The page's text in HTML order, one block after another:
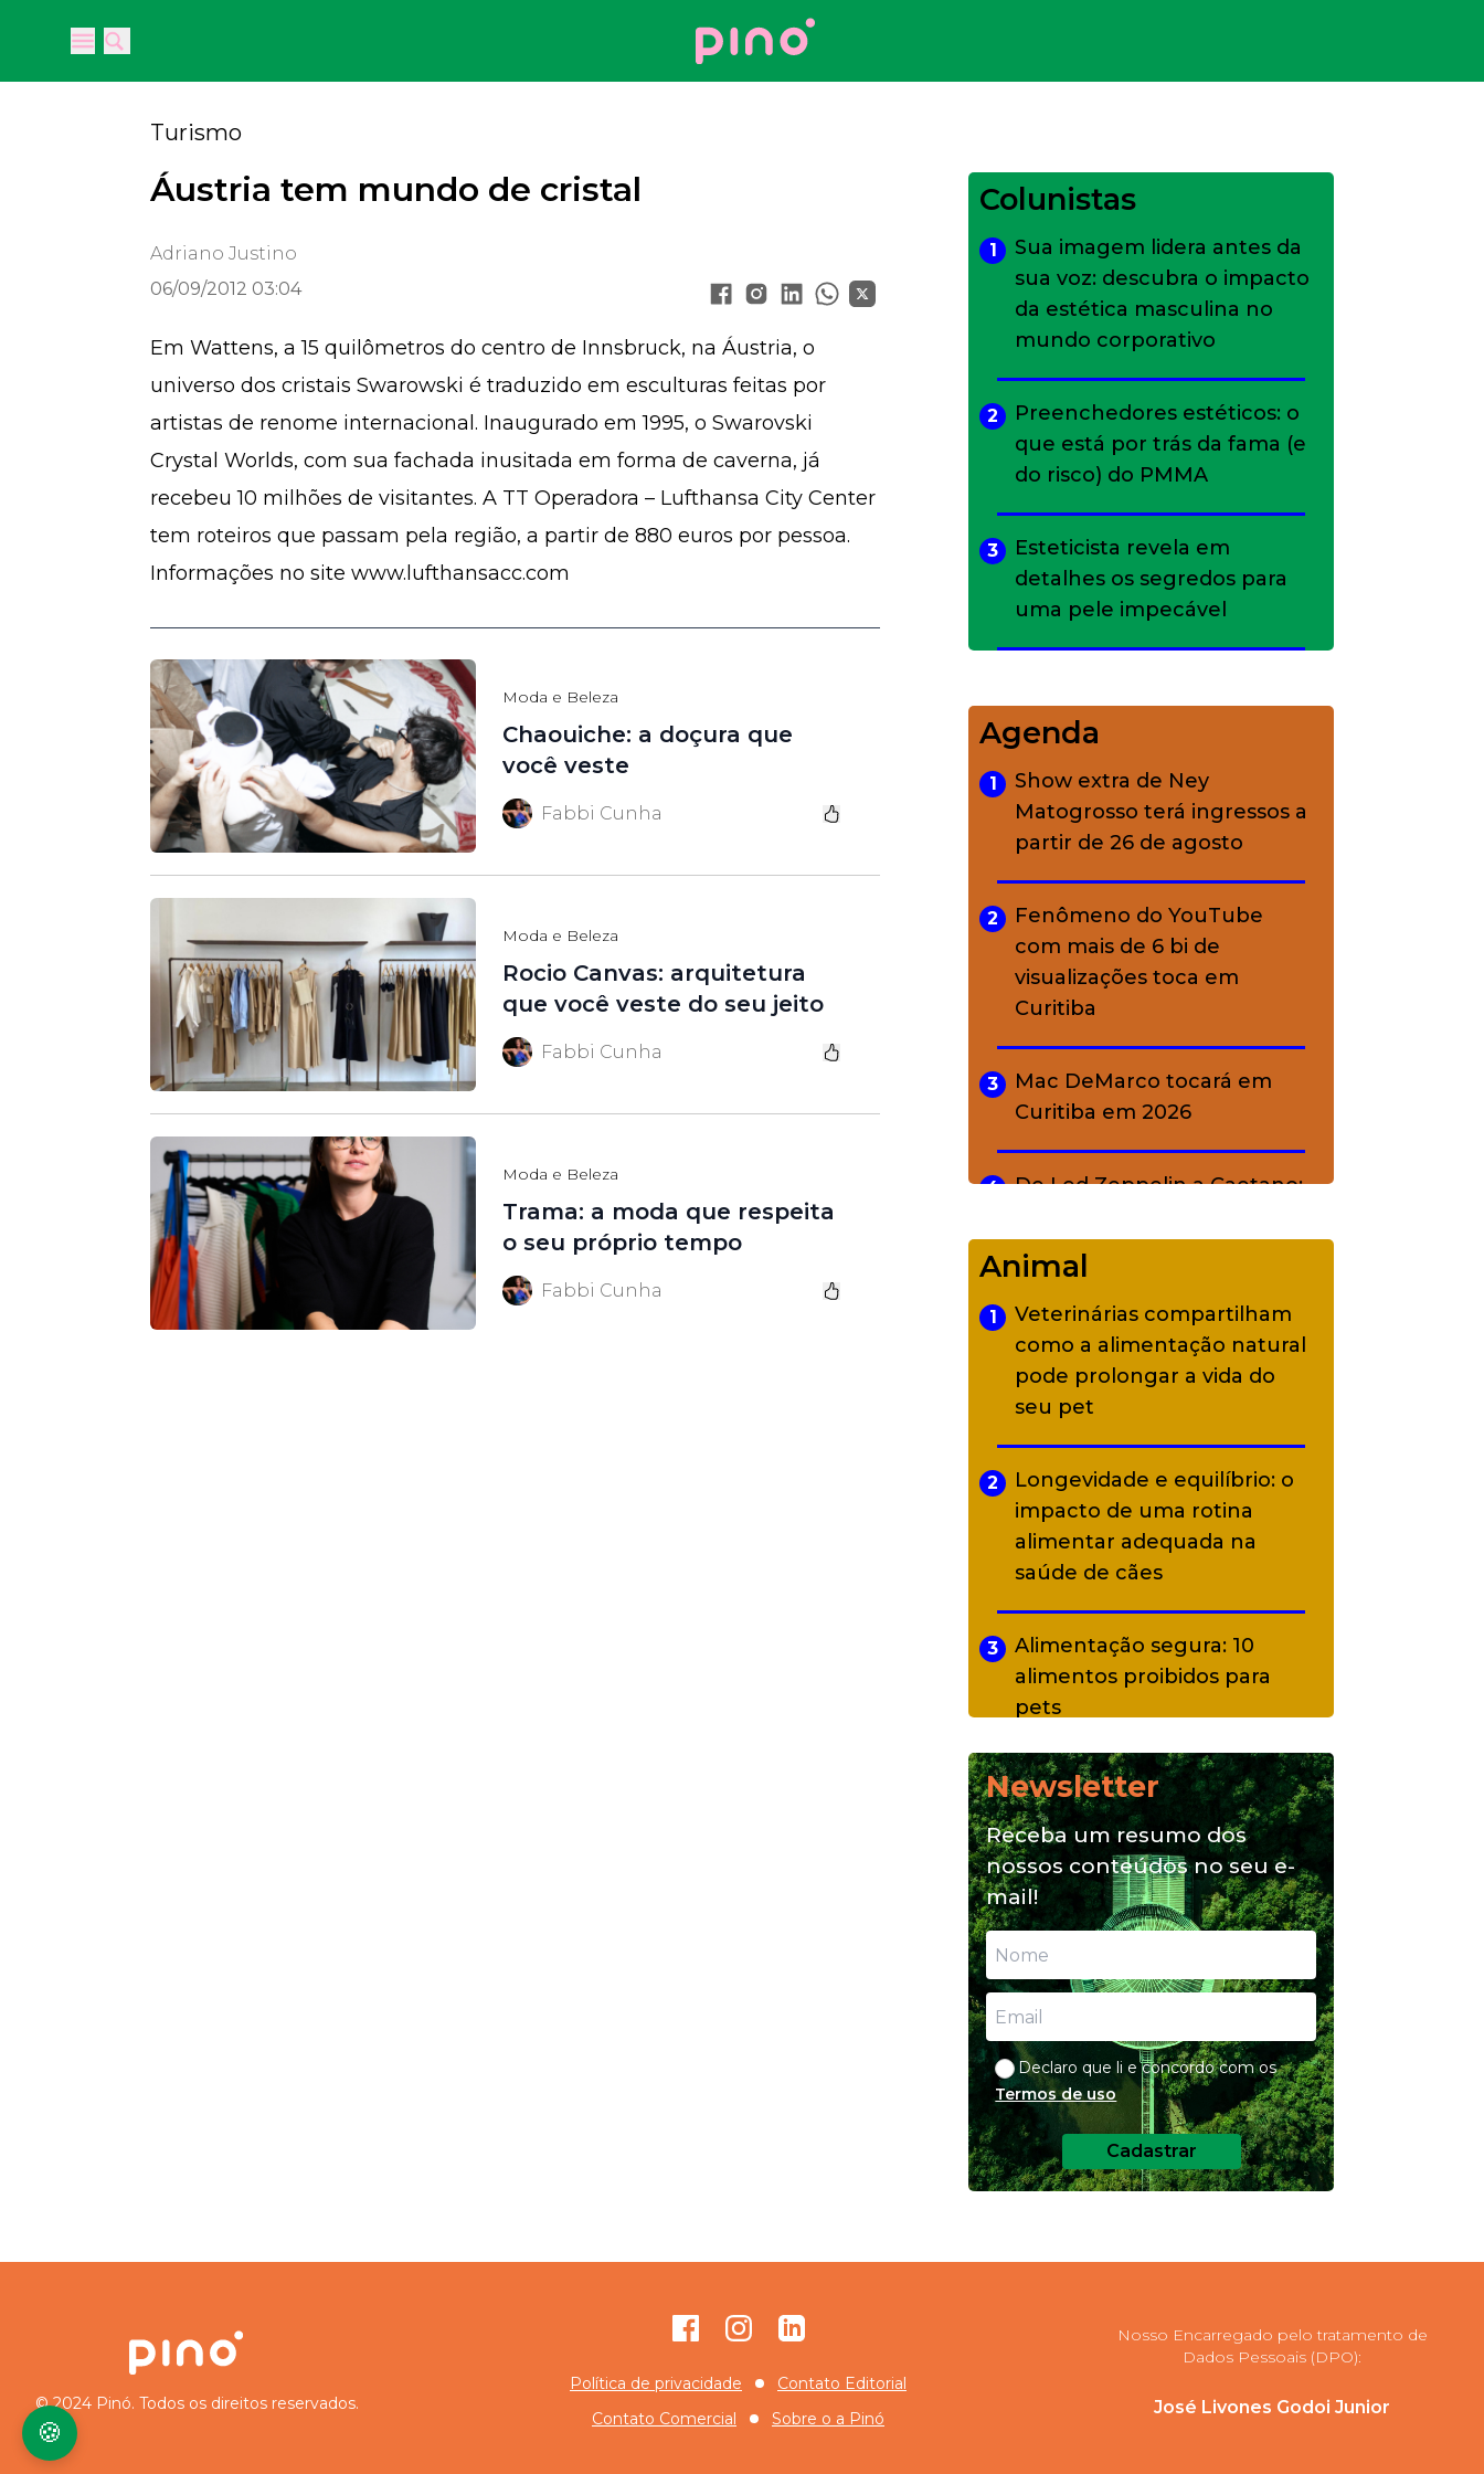
Open main menu
Open main menu
Your Company
Turismo
Áustria tem mundo de cristal
Adriano Justino
06/09/2012 03:04
Em Wattens, a 15 quilômetros do centro de Innsbruck, na Áustria, o
universo dos cristais Swarowski é traduzido em esculturas feitas por
artistas de renome internacional. Inaugurado em 1995, o Swarovski
Crystal Worlds, com sua fachada inusitada em forma de caverna, já
recebeu 10 milhões de visitantes. A TT Operadora – Lufthansa City Center
tem roteiros que passam pela região, a partir de 880 euros por pessoa.
Informações no site www.lufthansacc.com
Moda e Beleza
Chaouiche: a doçura que
você veste
Fabbi Cunha
Moda e Beleza
Rocio Canvas: arquitetura
que você veste do seu jeito
Fabbi Cunha
Moda e Beleza
Trama: a moda que respeita
o seu próprio tempo
Fabbi Cunha
Colunistas
1
Sua imagem lidera antes da
sua voz: descubra o impacto
da estética masculina no
mundo corporativo
2
Preenchedores estéticos: o
que está por trás da fama (e
do risco) do PMMA
3
Esteticista revela em
detalhes os segredos para
uma pele impecável
charme rústico que
conquistou o luxo
A ciência por trás da
skincare: a função de cada
ativo
Agenda
1
Show extra de Ney
Matogrosso terá ingressos a
partir de 26 de agosto
2
Fenômeno do YouTube
com mais de 6 bi de
visualizações toca em
Curitiba
3
Mac DeMarco tocará em
Curitiba em 2026
4
De Led Zeppelin a Caetano:
diverso a partir de R$ 17
5
Adriana Calcanhotto retoma
alter ego infantil para show
em Curitiba
Animal
1
Veterinárias compartilham
como a alimentação natural
pode prolongar a vida do
seu pet
2
Longevidade e equilíbrio: o
impacto de uma rotina
alimentar adequada na
saúde de cães
3
Alimentação segura: 10
alimentos proibidos para
pets
4
Alimentação natural e mix
feeding: conheça essas
opções para nutrição do seu
pet
Newsletter
Receba um resumo dos
nossos conteúdos no seu e-
mail!
Declaro que li e concordo com os
Termos de uso
Cadastrar
© 2024 Pinó. Todos os direitos reservados.
FacebookInstagramGitHub
Política de privacidade
Contato Editorial
Contato Comercial
Sobre o a Pinó
Nosso Encarregado pelo tratamento de
Dados Pessoais (DPO):
José Livones Godoi Junior
🍪